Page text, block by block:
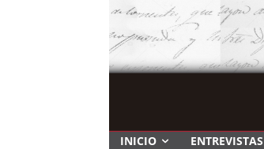
INICIO ENTREVISTAS